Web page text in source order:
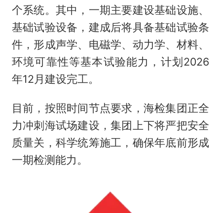
个系统。其中，一期主要建设基础设施、
基础试验设备，建成后将具备基础试验条
件，形成声学、电磁学、动力学、材料、
环境可靠性等基本试验能力，计划2026
年12月建设完工。
目前，按照时间节点要求，海检集团正全
力冲刺海试场建设，集团上下将严把安全
质量关，科学统筹施工，确保年底前形成
一期检测能力。